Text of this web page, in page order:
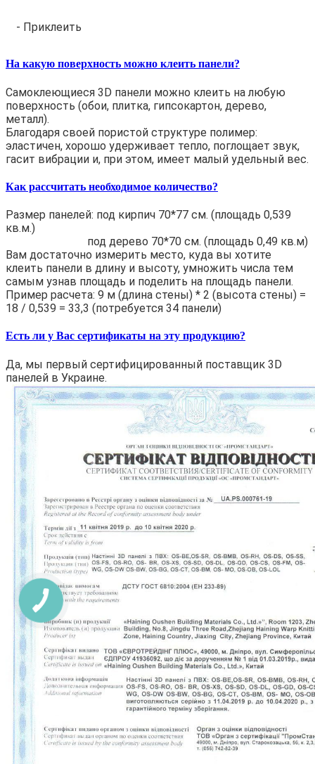
- Приклеить
На какую поверхность можно клеить панели?
Самоклеющиеся 3D панели можно клеить на любую
поверхность (обои, плитка, гипсокартон, дерево,
металл).
Благодаря своей пористой структуре полимер:
эластичен, хорошо удерживает тепло, поглощает звук,
гасит вибрации и, при этом, имеет малый удельный вес.
Как рассчитать необходимое количество?
Размер панелей: под кирпич 70*77 см. (площадь 0,539
кв.м.)
под дерево 70*70 см. (площадь 0,49 кв.м)
Вам достаточно измерить место, куда вы хотите
клеить панели в длину и высоту, умножить числа тем
самым узнав площадь и поделить на площадь панели.
Пример расчета: 9 м (длина стены) * 2 (высота стены) =
18 / 0,539 = 33,3 (потребуется 34 панели)
Есть ли у Вас сертификаты на эту продукцию?
Да, мы первый сертифицированный поставщик 3D
панелей в Украине.